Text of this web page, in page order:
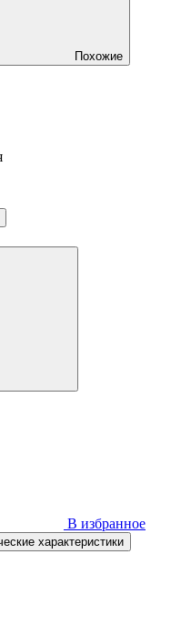
Похожие
В избранное
характеристики